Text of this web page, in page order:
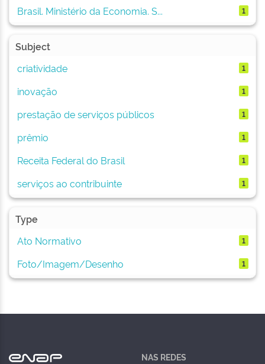
Brasil. Ministério da Economia. S...
1
Subject
criatividade
1
inovação 1
prestação de serviços públicos 1
prêmio 1
Receita Federal do Brasil 1
serviços ao contribuinte 1
Type
Ato Normativo
1
Foto/Imagem/Desenho 1
NAS REDES